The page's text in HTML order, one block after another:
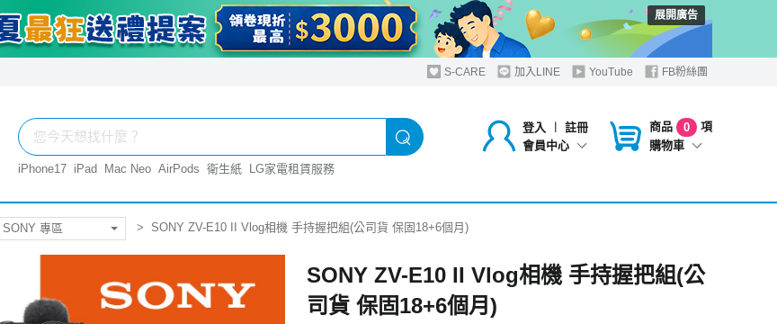
展開廣告
S-CARE 加入LINE YouTube FB粉絲團
登入 ︱
註冊
會員中心
商品 0
項
購物車
iPhone17 iPad Mac Neo AirPods 衛生紙 LG家電租賃服務
SONY 專區 SONY ZV-E10 II Vlog相機 手持握把組(公司貨 保固18+6個月)
SONY ZV-E10 II Vlog相機 手持握把組(公
司貨 保固18+6個月)